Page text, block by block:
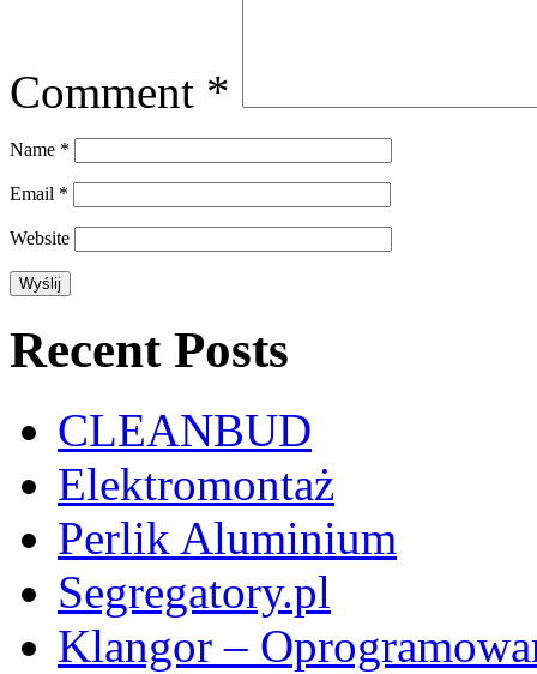
Comment *
Name *
Email *
Website
Recent Posts
CLEANBUD
Elektromontaż
Perlik Aluminium
Segregatory.pl
Klangor –